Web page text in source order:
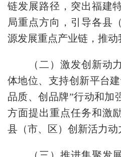
链发展路径，突出福建
局重点方向，引导各县
源发展重点产业链，推动
（二）激发创新动力
体地位、支持创新平台
品质、创品牌”行动和加
方面提出重点任务和激
县（市、区）创新活力动